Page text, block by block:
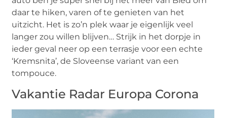
daar te hiken, varen of te genieten van het
uitzicht. Het is zo’n plek waar je eigenlijk veel
langer zou willen blijven… Strijk in het dorpje in
ieder geval neer op een terrasje voor een echte
‘Kremsnita’, de Sloveense variant van een
tompouce.
Vakantie Radar Europa Corona